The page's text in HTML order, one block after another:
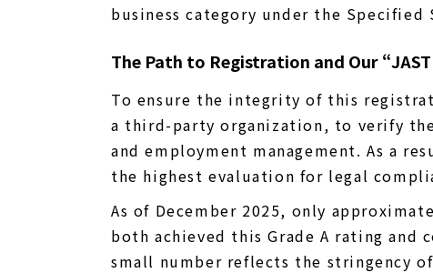
business category under the Specified
The Path to Registration and Our
To ensure the integrity of this
a third-party organization, to verify
and employment management. As a
the highest evaluation for legal
As of December 2025, only
both achieved this Grade A rating
small number reflects the stringency